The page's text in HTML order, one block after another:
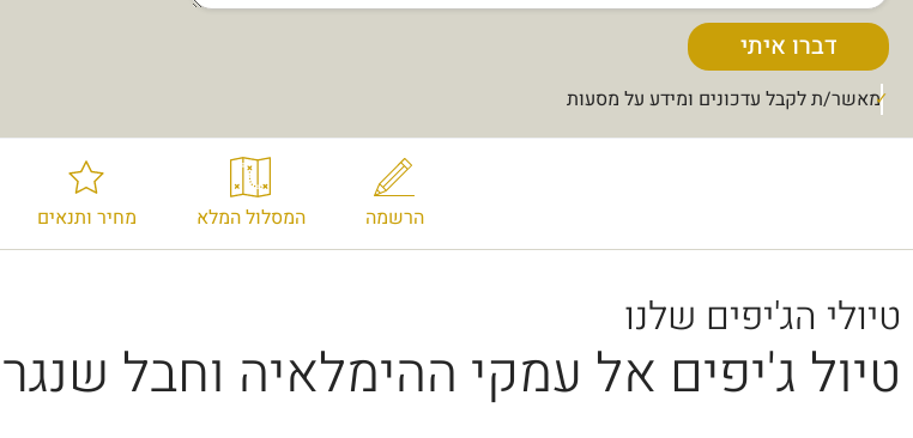
מאשר/ת לקבל עדכונים ומידע על מסעות
דברו איתי
הרשמה המסלול המלא מחיר ותנאים
טיולי הג'יפים שלנו
טיול ג'יפים אל עמקי ההימלאיה וחבל